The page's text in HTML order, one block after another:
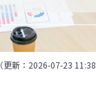
（更新： 2026-07-23 11:38